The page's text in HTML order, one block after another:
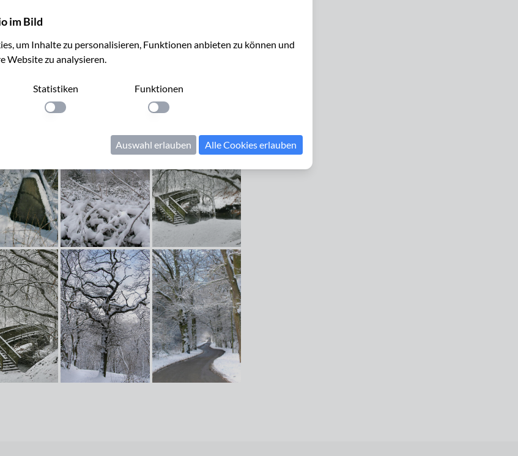
im Bild
um Inhalte zu personalisieren, Funktionen anbieten zu können und
Website zu analysieren.
Statistiken
Einstellung anwenden
Funktionen
Einstellung anwenden
Auswahl erlauben Alle Cookies erlauben